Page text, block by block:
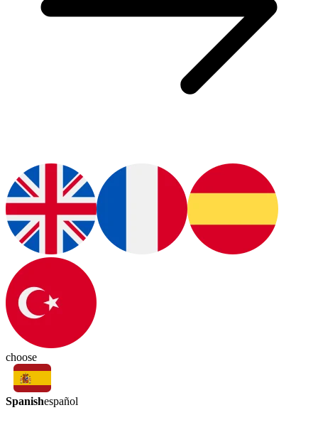
choose
Spanishespañol